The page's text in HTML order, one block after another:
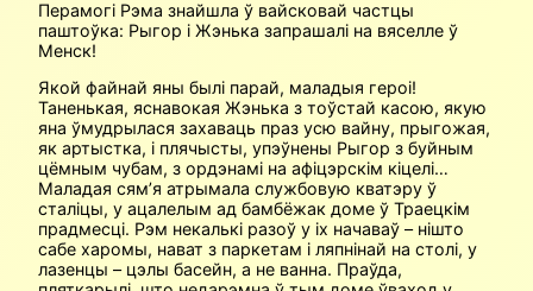
Перамогі Рэма знайшла ў вайсковай частцы
паштоўка: Рыгор і Жэнька запрашалі на вяселле ў
Менск!
Якой файнай яны былі парай, маладыя героі!
Таненькая, яснавокая Жэнька з тоўстай касою, якую
яна ўмудрылася захаваць праз усю вайну, прыгожая,
як артыстка, і плячысты, упэўнены Рыгор з буйным
цёмным чубам, з ордэнамі на афіцэрскім кіцелі…
Маладая сям’я атрымала службовую кватэру ў
сталіцы, у ацалелым ад бамбёжак доме ў Траецкім
прадмесці. Рэм некалькі разоў у іх начаваў – нішто
сабе харомы, нават з паркетам і ляпнінай на столі, у
лазенцы – цэлы басейн, а не ванна. Праўда,